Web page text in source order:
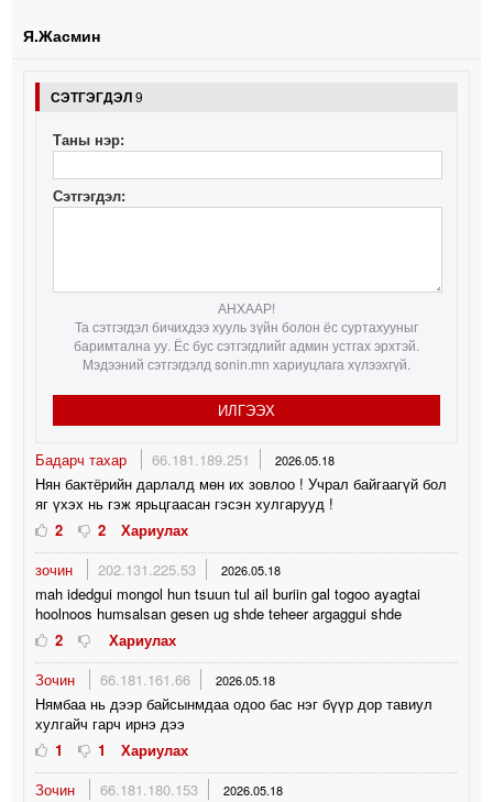
Я.Жасмин
СЭТГЭГДЭЛ9
Таны нэр:
Сэтгэгдэл:
АНХААР!
Та сэтгэгдэл бичихдээ хууль зүйн болон ёс суртахууныг
баримтална уу. Ёс бус сэтгэгдлийг админ устгах эрхтэй.
Мэдээний сэтгэгдэлд sonin.mn хариуцлага хүлээхгүй.
ИЛГЭЭХ
Бадарч тахар 66.181.189.251 2026.05.18
Нян бактёрийн дарлалд мөн их зовлоо ! Учрал байгаагүй бол
яг үхэх нь гэж ярьцгаасан гэсэн хулгарууд !
2
2
Хариулах
зочин
202.131.225.53 2026.05.18
mah idedgui mongol hun tsuun tul ail buriin gal togoo ayagtai
hoolnoos humsalsan gesen ug shde teheer argaggui shde
2
Хариулах
Зочин
66.181.161.66 2026.05.18
Нямбаа нь дээр байсынмдаа одоо бас нэг бүүр дор тавиул
хулгайч гарч ирнэ дээ
1
1
Хариулах
Зочин
66.181.180.153 2026.05.18